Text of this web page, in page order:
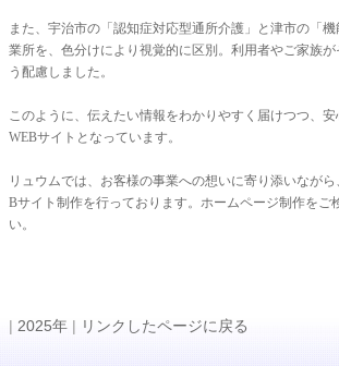
また、宇治市の「認知症対応型通所介護」と津市の「
業所を、色分けにより視覚的に区別。利用者やご家族
う配慮しました。
このように、伝えたい情報をわかりやすく届けつつ、
WEBサイトとなっています。
リュウムでは、お客様の事業への想いに寄り添いなが
Bサイト制作を行っております。ホームページ制作をご
い。
| 2025年| リンクしたページに戻る